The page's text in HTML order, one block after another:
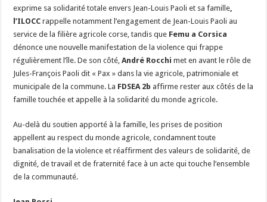
exprime sa solidarité totale envers Jean-Louis Paoli et sa famille
l’ILOCC rappelle notamment l’engagement de Jean-Louis Paoli au
service de la filière agricole corse, tandis que Femu a Corsica
dénonce une nouvelle manifestation de la violence qui frappe
régulièrement l’île. De son côté,André Rocchi met en avant le rôle de
Jules-François Paoli dit « Pax » dans la vie agricole, patrimoniale et
municipale de la commune. La FDSEA 2b affirme rester aux côtés de la
famille touchée et appelle à la solidarité du monde agricole.
Au-delà du soutien apporté à la famille, les prises de position
appellent au respect du monde agricole, condamnent toute
banalisation de la violence et réaffirment des valeurs de solidarité, de
dignité, de travail et de fraternité face à un acte qui touche l’ensemble
de la communauté.